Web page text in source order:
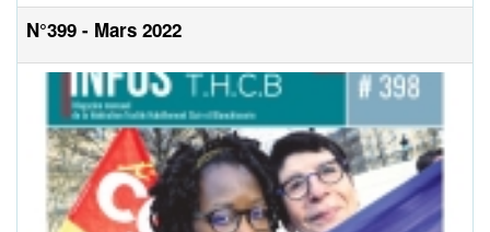
N°399 - Mars 2022